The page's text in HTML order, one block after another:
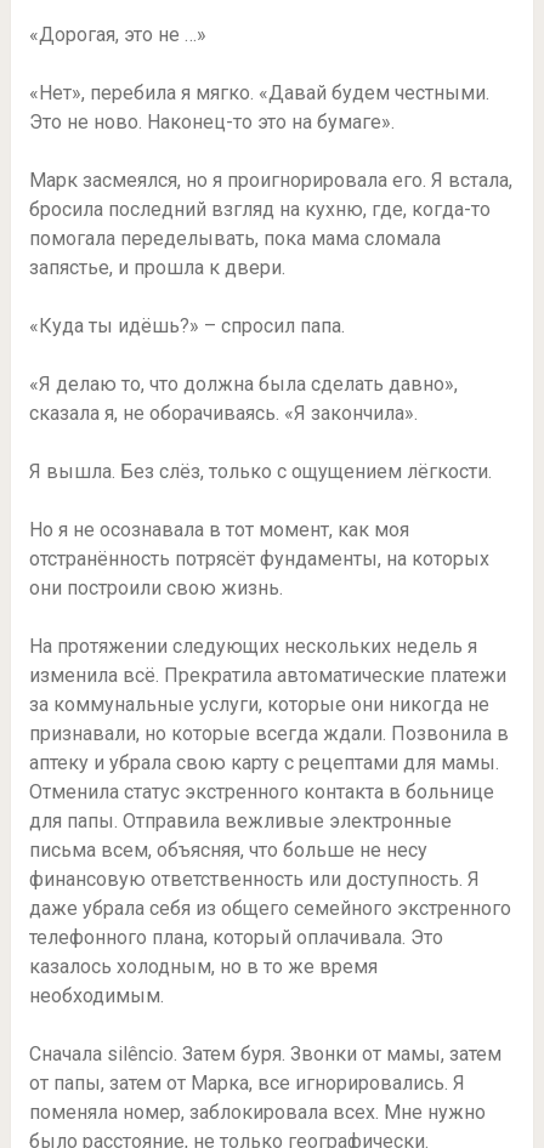
«Дорогая, это не …»
«Нет», перебила я мягко. «Давай будем честными.
Это не ново. Наконец-то это на бумаге».
Марк засмеялся, но я проигнорировала его. Я встала,
бросила последний взгляд на кухню, где, когда-то
помогала переделывать, пока мама сломала
запястье, и прошла к двери.
«Куда ты идёшь?» – спросил папа.
«Я делаю то, что должна была сделать давно»,
сказала я, не оборачиваясь. «Я закончила».
Я вышла. Без слёз, только с ощущением лёгкости.
Но я не осознавала в тот момент, как моя
отстранённость потрясёт фундаменты, на которых
они построили свою жизнь.
На протяжении следующих нескольких недель я
изменила всё. Прекратила автоматические платежи
за коммунальные услуги, которые они никогда не
признавали, но которые всегда ждали. Позвонила в
аптеку и убрала свою карту с рецептами для мамы.
Отменила статус экстренного контакта в больнице
для папы. Отправила вежливые электронные
письма всем, объясняя, что больше не несу
финансовую ответственность или доступность. Я
даже убрала себя из общего семейного экстренного
телефонного плана, который оплачивала. Это
казалось холодным, но в то же время
необходимым.
Сначала silêncio. Затем буря. Звонки от мамы, затем
от папы, затем от Марка, все игнорировались. Я
поменяла номер, заблокировала всех. Мне нужно
было расстояние, не только географически.